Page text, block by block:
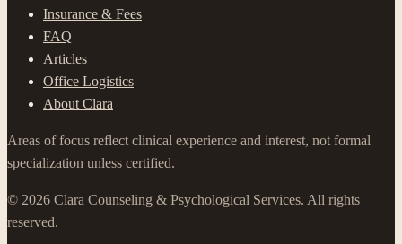
Insurance & Fees
FAQ
Articles
Office Logistics
About Clara
Areas of focus reflect clinical experience and interest, not formal
specialization unless certified.
© 2026 Clara Counseling & Psychological Services. All rights
reserved.